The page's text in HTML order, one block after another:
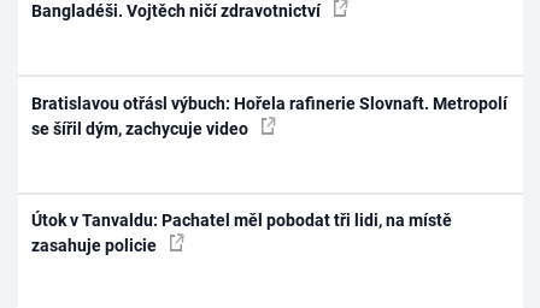
Bangladéši. Vojtěch ničí zdravotnictví
Bratislavou otřásl výbuch: Hořela rafinerie Slovnaft. Metropolí
se šířil dým, zachycuje video
Útok v Tanvaldu: Pachatel měl pobodat tři lidi, na místě
zasahuje policie